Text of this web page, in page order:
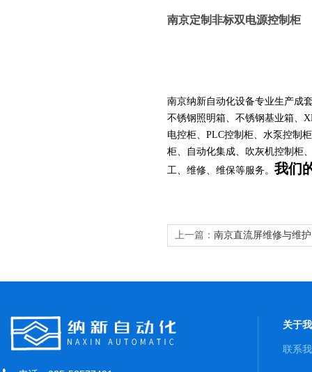
南京定制非标双电源控制柜
南京纳新自动化设备专业生产成
不锈钢照明箱、不锈钢基业箱、
电控柜、PLC控制柜、水泵控制
柜、自动化集成、吹灰机控制柜
工、维修、维保等服务。 我们
上一篇： 南京直流屏维修与维护
关于
联系